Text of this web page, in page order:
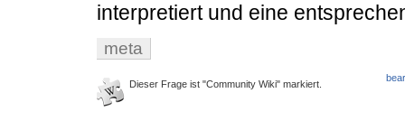
interpretiert und eine
meta
Dieser Frage ist "Community Wiki" markiert.